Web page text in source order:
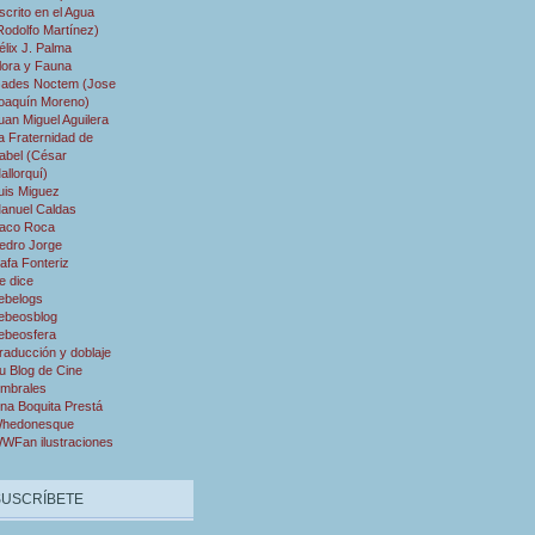
en el Agua
Martínez)
J. Palma
y Fauna
Noctem (Jose
Moreno)
Miguel Aguilera
Fraternidad de
(César
Miguez
Caldas
Roca
Jorge
Fonteriz
dice
y doblaje
Blog de Cine
Boquita Prestá
ilustraciones